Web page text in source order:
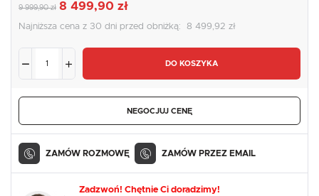
9 999,90 zł 8 499,90 zł
Najniższa cena z 30 dni przed obniżką: 8 499,92 zł
DO KOSZYKA
NEGOCJUJ CENĘ
ZAMÓW ROZMOWĘ ZAMÓW PRZEZ EMAIL
Zadzwoń! Chętnie Ci doradzimy!